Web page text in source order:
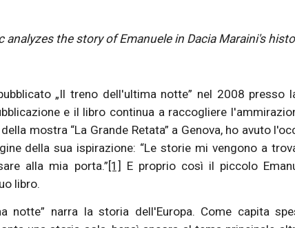
analyzes the story of Emanuele in Dacia Maraini's
„Il treno dell'ultima notte” nel 2008 presso
e il libro continua a raccogliere
mostra “La Grande Retata” a Genova, ho avuto
della sua ispirazione: “Le storie mi vengono a
alla mia porta.”[1] E proprio così il piccolo
libro.
notte” narra la storia dell'Europa. Come capita